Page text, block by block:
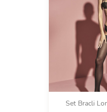
Set Bracli